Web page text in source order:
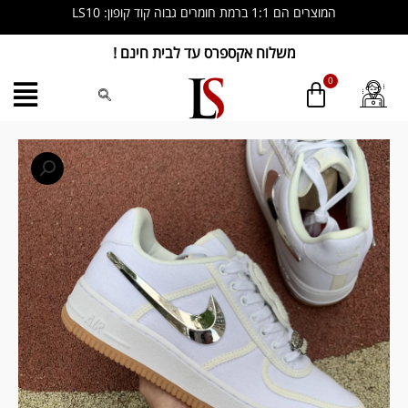
לתוכן
המוצרים הם 1:1 ברמת חומרים גבוה קוד קופון: LS10
משלוח אקספרס עד לבית חינם !
כמות
של
Nike
x
Travis
Scott
Air
Force
Low
1
sneakers